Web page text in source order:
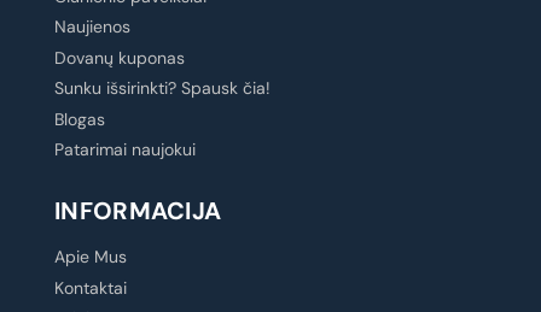
Naujienos
Dovanų kuponas
Sunku išsirinkti? Spausk čia!
Blogas
Patarimai naujokui
INFORMACIJA
Apie Mus
Kontaktai